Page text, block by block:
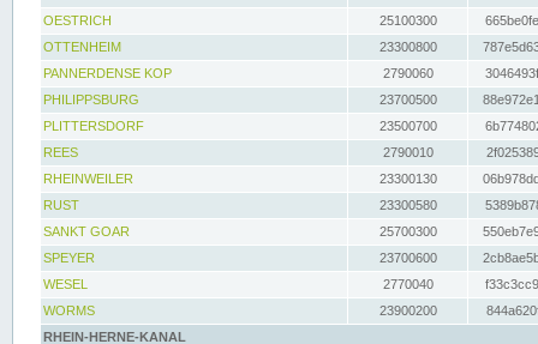
OESTRICH
25100300
OTTENHEIM
23300800
PANNERDENSE KOP
2790060
PHILIPPSBURG
23700500
PLITTERSDORF
23500700
REES
2790010
RHEINWEILER
23300130
RUST
23300580
SANKT GOAR
25700300
SPEYER
23700600
WESEL
2770040
WORMS
23900200
RHEIN-HERNE-KANAL